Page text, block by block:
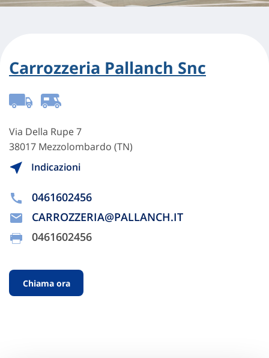
Carrozzeria Pallanch Snc
Via Della Rupe 7
38017 Mezzolombardo (TN)
Indicazioni
0461602456
CARROZZERIA@PALLANCH.IT
0461602456
Chiama ora